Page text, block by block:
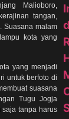
Malioboro,
tangan,
Suasana malam
kota yang
yang menjadi
untuk berfoto di
suasana
Tugu Jogja
saja tanpa harus